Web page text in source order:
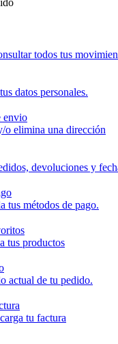
todos tus
datos personales.
envio
o elimina una dirección
devoluciones y
tus métodos de pago.
tus productos
actual de tu pedido.
tu factura